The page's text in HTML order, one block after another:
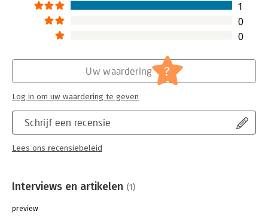
1
0
0
Schrijf een recensie
Lees ons recensiebeleid
Uw waardering ?
Log in om uw waardering te geven
Interviews en artikelen (1)
preview